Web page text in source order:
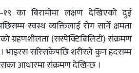
का बिरामीमा लक्षण देखिएको दुई
स्वस्थ व्यक्तिलाई रोग सार्ने क्षमता
ग्रहणशीलता (सस्पेक्टिबिलिटी) संक्रमण
। भाइरस सरिसकेपछि शरीरले कुन हदसम्म
आधारमा संक्रमण देखिन्छ ।